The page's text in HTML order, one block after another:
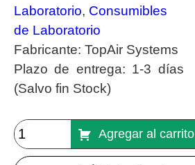
Laboratorio, Consumibles
de Laboratorio
Fabricante: TopAir Systems
Plazo de entrega: 1-3 días
(Salvo fin Stock)
Agregar al carrito